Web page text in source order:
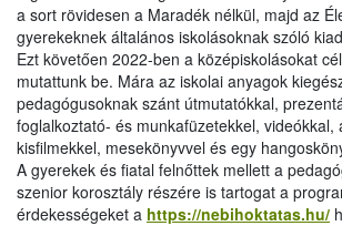
a sort rövidesen a Maradék nélkül, majd az
gyerekeknek általános iskolásoknak szóló
Ezt követően 2022-ben a középiskolásokat
mutattunk be. Mára az iskolai anyagok
pedagógusoknak szánt útmutatókkal,
foglalkoztató- és munkafüzetekkel, videókkal,
kisfilmekkel, mesekönyvvel és egy
A gyerekek és fiatal felnőttek mellett a
szenior korosztály részére is tartogat a
érdekességeket a https://nebihoktatas.hu/